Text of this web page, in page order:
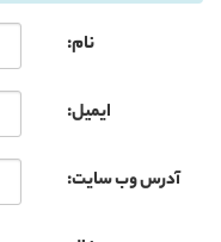
نام:
ایمیل:
آدرس وب سایت: